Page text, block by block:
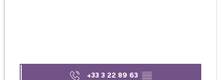
+33 3 22 89 63 ▒▒